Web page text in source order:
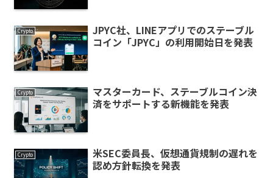
Crypto
JPYC社、LINEアプリでのステーブル
コイン「JPYC」の利用開始日を発表
Crypto
マスターカード、ステーブルコイン決
済をサポートする新機能を発表
Crypto
米SEC委員長、仮想通貨規制の遅れを
認め方針転換を発表